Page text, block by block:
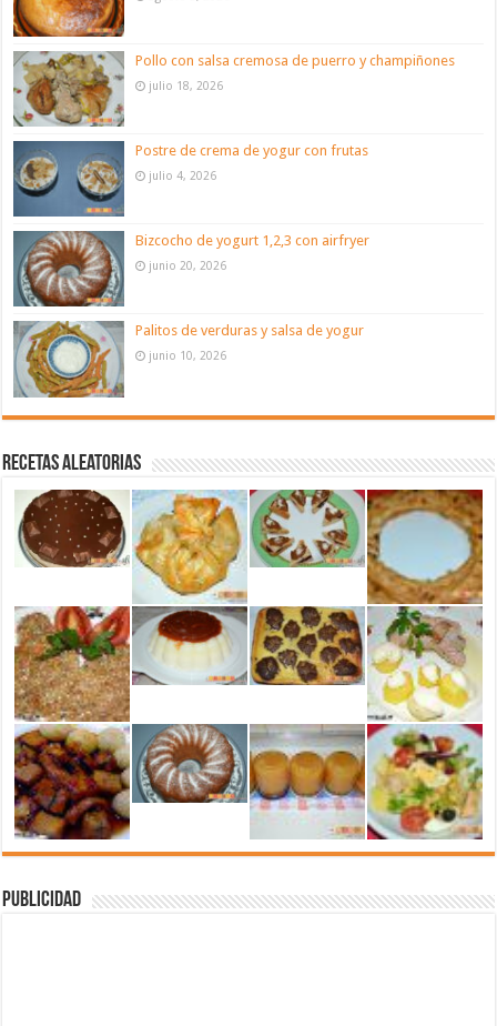
Pollo con salsa cremosa de puerro y champiñones
julio 18, 2026
Postre de crema de yogur con frutas
julio 4, 2026
Bizcocho de yogurt 1,2,3 con airfryer
junio 20, 2026
Palitos de verduras y salsa de yogur
junio 10, 2026
Recetas aleatorias
Publicidad